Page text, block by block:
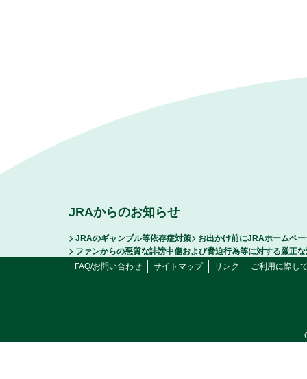
JRAからのお知らせ
JRAのギャンブル等依存症対策
お出かけ前にJRAホームペ
ファンからの悪質な誹謗中傷および脅迫行為等に対する厳正
FAQ/お問い合わせ
サイトマップ リンク ご利用に際し